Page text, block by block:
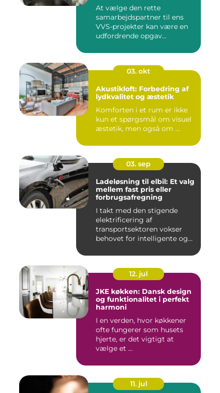
At vælge den rette
samarbejdspartner til ens
VVS-projekter kan være en
udfordrende opgav...
03. okt
Akustikloft: Forbedring af
lydkvalitet og æstetik
Komforten i et rum er ikke
kun et spørgsmål om visuel
æstetik, men også om ...
03. sep
Ladeløsning til elbil: Et valg
mellem fast pris eller
forbrugsafregning
I takt med den stigende
elektrificering af
transportsektoren vokser
behovet for intelligente og
12. jul
JKE køkken: Dansk design
og funktionalitet i perfekt
harmoni
I en verden, hvor køkkener
ofte fungerer som husets
hjerte, er det vigtigt at
vælge et ...
11. jul